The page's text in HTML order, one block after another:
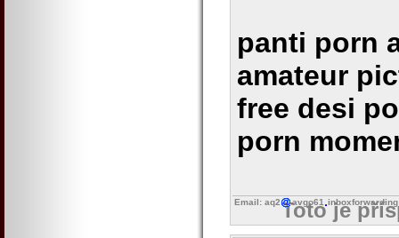
panti porn
amateur
free desi
porn
Email: aq2 avgo61 inboxforwarding
Toto je